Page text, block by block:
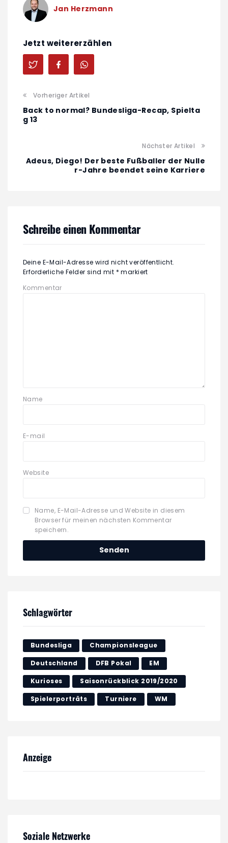
Jan Herzmann
Jetzt weitererzählen
Vorheriger Artikel
Back to normal? Bundesliga-Recap, Spielta
g 13
Nächster Artikel
Adeus, Diego! Der beste Fußballer der Nulle
r-Jahre beendet seine Karriere
Schreibe einen Kommentar
Deine E-Mail-Adresse wird nicht veröffentlicht.
Erforderliche Felder sind mit * markiert
Kommentar
Name
E-mail
Website
Name, E-Mail-Adresse und Website in diesem
Browser für meinen nächsten Kommentar
speichern.
Schlagwörter
Bundesliga Championsleague
Deutschland DFB Pokal EM
Kurioses Saisonrückblick 2019/2020
Spielerporträts Turniere WM
Anzeige
Soziale Netzwerke